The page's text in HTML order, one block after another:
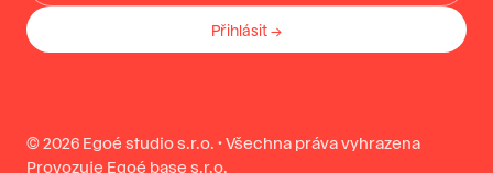
Přihlásit →
© 2026 Egoé studio s.r.o. · Všechna práva vyhrazena
Provozuje Egoé base s.r.o.